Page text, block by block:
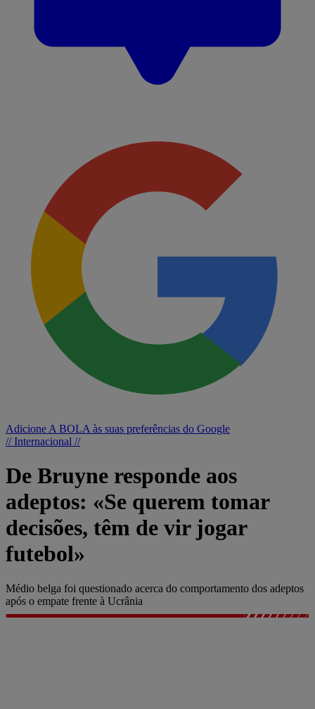
Adicione A BOLA às suas preferências do Google
// Internacional //
De Bruyne responde aos
adeptos: «Se querem tomar
decisões, têm de vir jogar
futebol»
Médio belga foi questionado acerca do comportamento dos adeptos
após o empate frente à Ucrânia